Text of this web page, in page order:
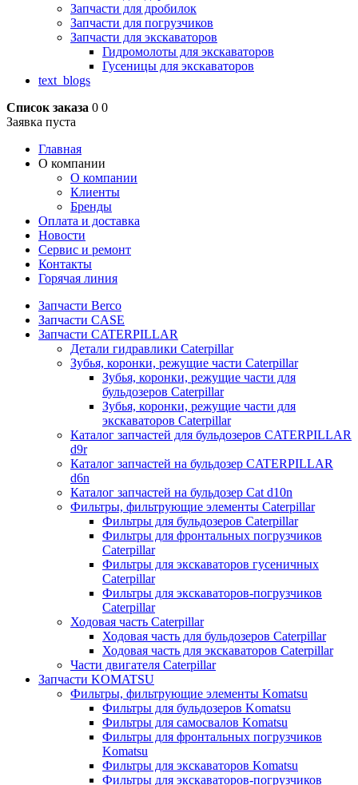
Запчасти для дробилок
Запчасти для погрузчиков
Запчасти для экскаваторов
Гидромолоты для экскаваторов
Гусеницы для экскаваторов
text_blogs
Список заказа 0 0
Заявка пуста
Главная
О компании
О компании
Клиенты
Бренды
Оплата и доставка
Новости
Сервис и ремонт
Контакты
Горячая линия
Запчасти Berco
Запчасти CASE
Запчасти CATERPILLAR
Детали гидравлики Caterpillar
Зубья, коронки, режущие части Caterpillar
Зубья, коронки, режущие части для
бульдозеров Caterpillar
Зубья, коронки, режущие части для
экскаваторов Caterpillar
Каталог запчастей для бульдозеров CATERPILLAR
d9r
Каталог запчастей на бульдозер CATERPILLAR
d6n
Каталог запчастей на бульдозер Сat d10n
Фильтры, фильтрующие элементы Caterpillar
Фильтры для бульдозеров Caterpillar
Фильтры для фронтальных погрузчиков
Caterpillar
Фильтры для экскаваторов гусеничных
Caterpillar
Фильтры для экскаваторов-погрузчиков
Caterpillar
Ходовая часть Caterpillar
Ходовая часть для бульдозеров Caterpillar
Ходовая часть для экскаваторов Caterpillar
Части двигателя Caterpillar
Запчасти KOMATSU
Фильтры, фильтрующие элементы Komatsu
Фильтры для бульдозеров Komatsu
Фильтры для самосвалов Komatsu
Фильтры для фронтальных погрузчиков
Komatsu
Фильтры для экскаваторов Komatsu
Фильтры для экскаваторов-погрузчиков